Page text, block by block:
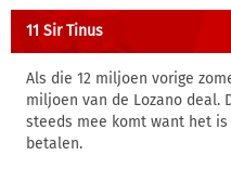
11 Sir Tinus
Als die 12 miljoen vorige
miljoen van de Lozano deal.
steeds mee komt want het
betalen.